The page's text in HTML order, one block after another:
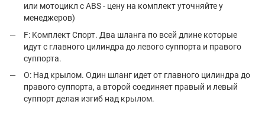
или мотоцикл с ABS - цену на комплект уточняйте у
менеджеров)
F: Kомплект Спорт. Два шланга по всей длине которые
идут c главного цилиндра до левого суппорта и правого
суппорта.
O: Над крылом. Один шланг идет от главного цилиндра до
правого суппорта, а второй соединяет правый и левый
суппорт делая изгиб над крылом.